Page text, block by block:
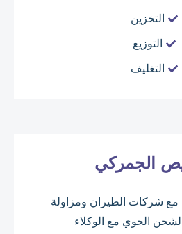
التخزين
التوزيع
التغليف
الجمركي
مع شركات الطيران ومزاولة
الجوي مع الوكلاء